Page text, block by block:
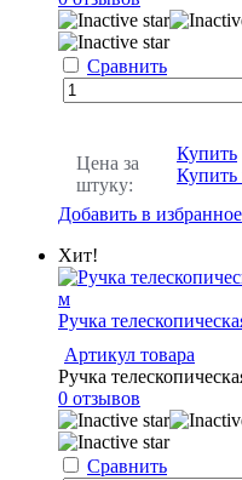
Сравнить
Цена за
штуку:
Купить
Купить
Добавить в избранное
Хит!
Ручка
Артикул товара
Ручка
0 отзывов
Сравнить